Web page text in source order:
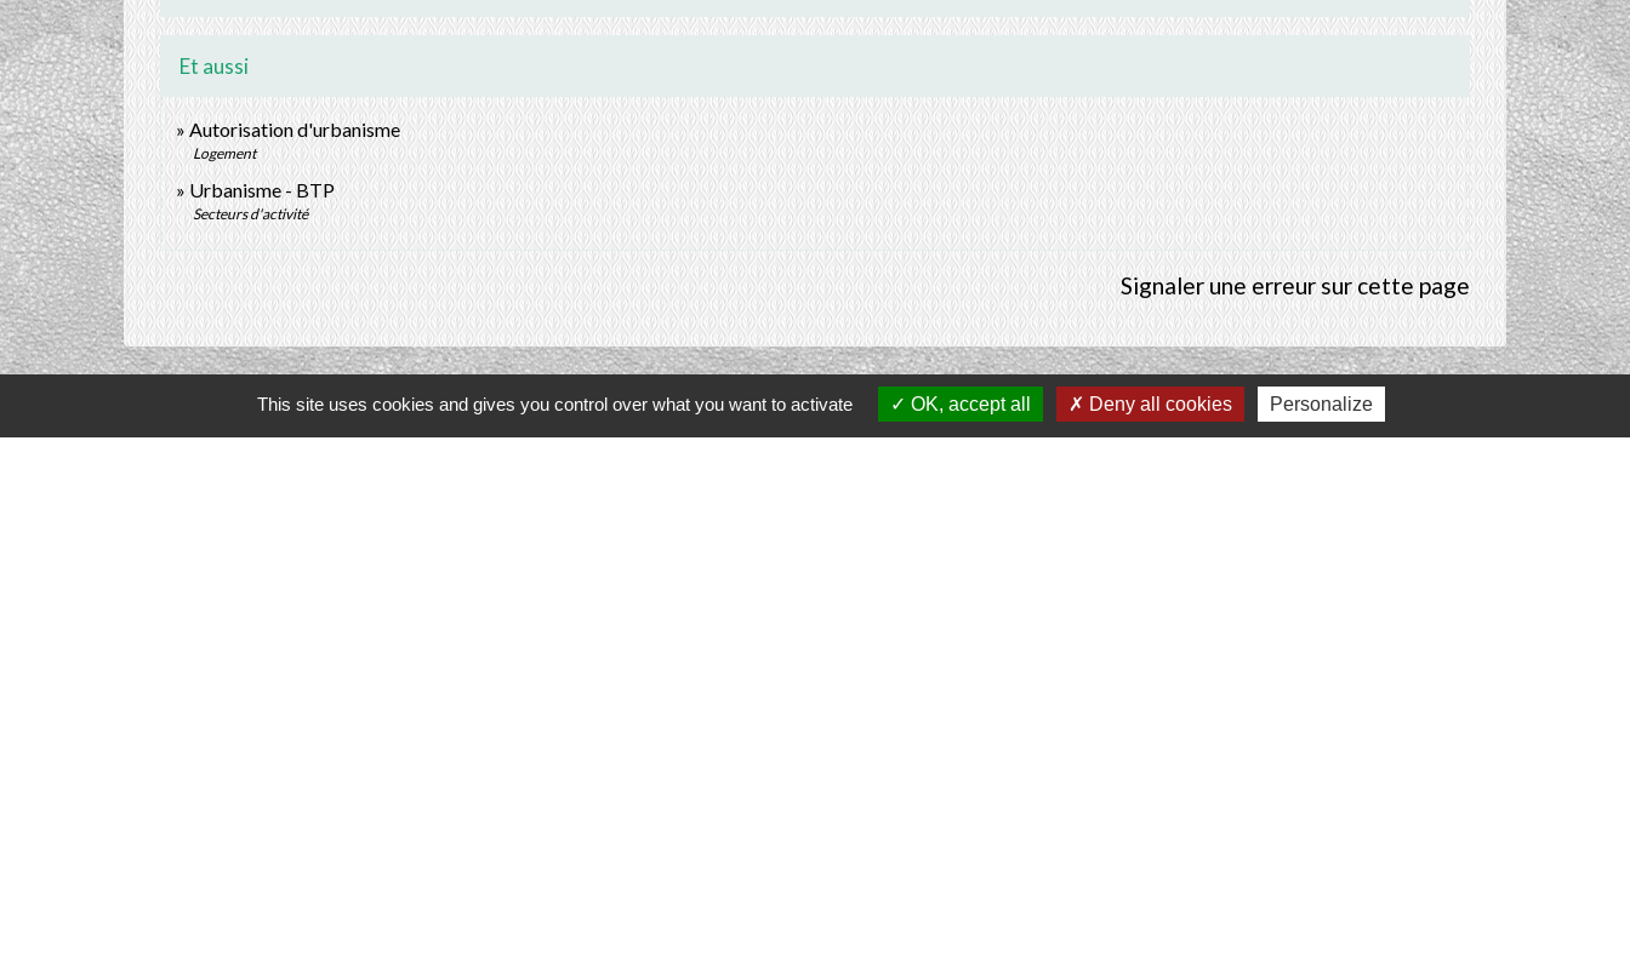
Et aussi
Autorisation d'urbanisme
Logement
Urbanisme - BTP
Secteurs d'activité
Signaler une erreur sur cette page
Contacts
This site uses cookies and gives you control over what you want to activate OK, accept all Deny all cookies Personalize